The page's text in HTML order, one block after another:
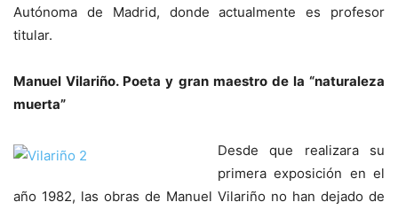
Autónoma de Madrid, donde actualmente es profesor
titular.
Manuel Vilariño. Poeta y gran maestro de la “naturaleza
muerta”
Desde que realizara su
primera exposición en el
año 1982, las obras de Manuel Vilariño no han dejado de